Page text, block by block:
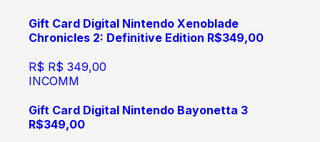
Gift Card Digital Nintendo Xenoblade
Chronicles 2: Definitive Edition R$349,00
R$ R$ 349,00
INCOMM
Gift Card Digital Nintendo Bayonetta 3
R$349,00